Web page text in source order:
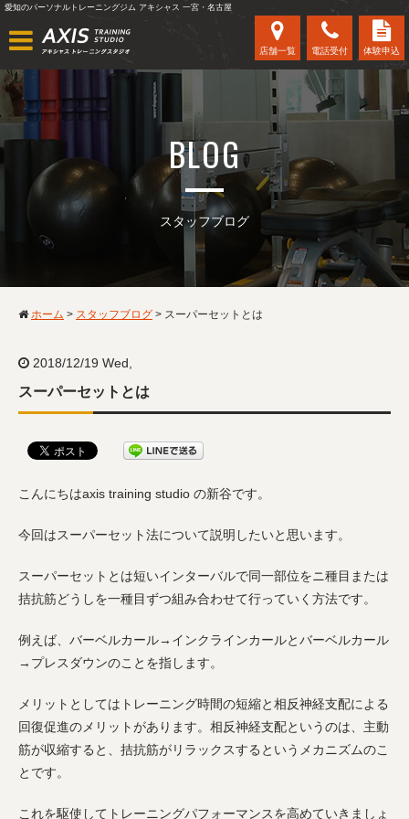
愛知のパーソナルトレーニングジム アキシャス 一宮・名古屋
店舗一覧 電話受付 体験申込
BLOG
スタッフブログ
ホーム > スタッフブログ > スーパーセットとは
2018/12/19 Wed,
スーパーセットとは
こんにちはaxis training studio の新谷です。
今回はスーパーセット法について説明したいと思います。
スーパーセットとは短いインターバルで同一部位をニ種目または
拮抗筋どうしを一種目ずつ組み合わせて行っていく方法です。
例えば、バーベルカール→インクラインカールとバーベルカール
→プレスダウンのことを指します。
メリットとしてはトレーニング時間の短縮と相反神経支配による
回復促進のメリットがあります。相反神経支配というのは、主動
筋が収縮すると、拮抗筋がリラックスするというメカニズムのこ
とです。
これを駆使してトレーニングパフォーマンスを高めていきましょ